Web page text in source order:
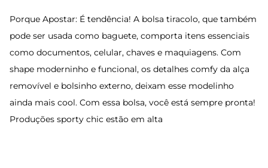
Porque Apostar: É tendência! A bolsa tiracolo, que também
pode ser usada como baguete, comporta itens essenciais
como documentos, celular, chaves e maquiagens. Com
shape moderninho e funcional, os detalhes comfy da alça
removível e bolsinho externo, deixam esse modelinho
ainda mais cool. Com essa bolsa, você está sempre pronta!
Produções sporty chic estão em alta